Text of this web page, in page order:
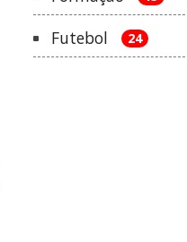
Futebol 24